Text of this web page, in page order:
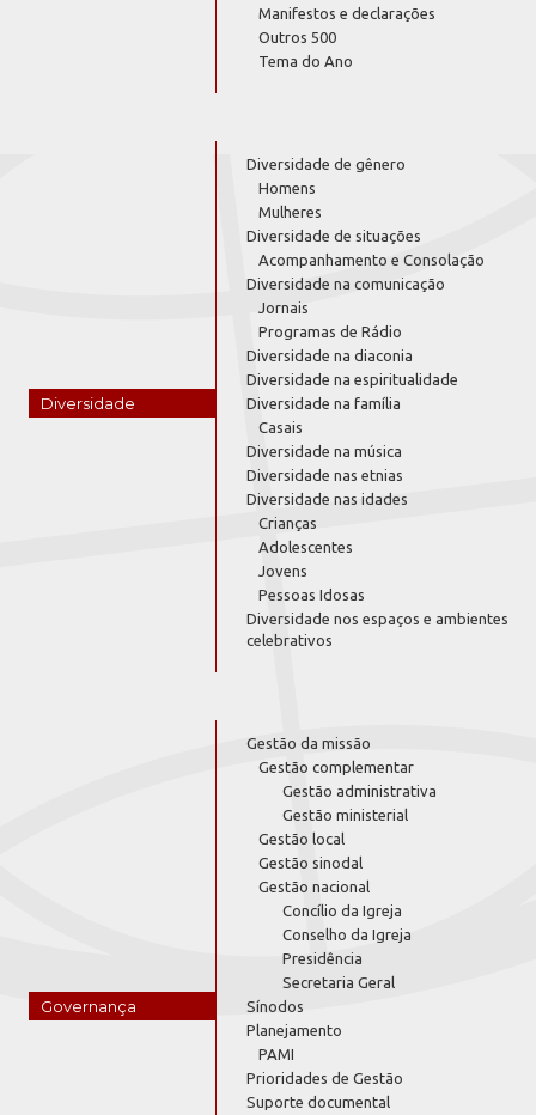
Manifestos e declarações
Outros 500
Tema do Ano
Diversidade
Diversidade de gênero
Homens
Mulheres
Diversidade de situações
Acompanhamento e Consolação
Diversidade na comunicação
Jornais
Programas de Rádio
Diversidade na diaconia
Diversidade na espiritualidade
Diversidade na família
Casais
Diversidade na música
Diversidade nas etnias
Diversidade nas idades
Crianças
Adolescentes
Jovens
Pessoas Idosas
Diversidade nos espaços e ambientes
celebrativos
Governança
Gestão da missão
Gestão complementar
Gestão administrativa
Gestão ministerial
Gestão local
Gestão sinodal
Gestão nacional
Concílio da Igreja
Conselho da Igreja
Presidência
Secretaria Geral
Sínodos
Planejamento
PAMI
Prioridades de Gestão
Suporte documental